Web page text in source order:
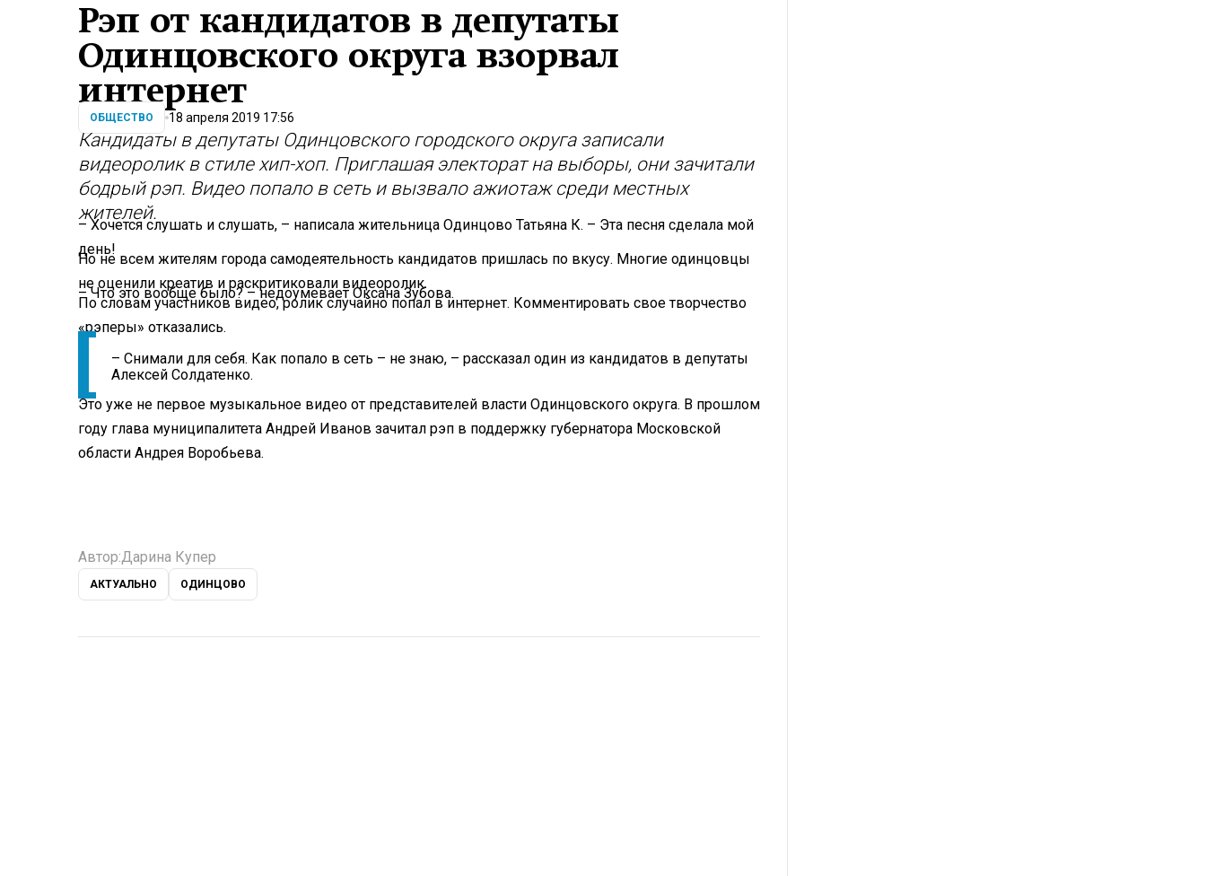
Рэп от кандидатов в депутаты
Одинцовского округа взорвал
интернет
ОБЩЕСТВО 18 апреля 2019 17:56
Кандидаты в депутаты Одинцовского городского округа записали
видеоролик в стиле хип-хоп. Приглашая электорат на выборы, они зачитали
бодрый рэп. Видео попало в сеть и вызвало ажиотаж среди местных
жителей.
– Хочется слушать и слушать, – написала жительница Одинцово Татьяна К. – Эта песня сделала мой
день!
Но не всем жителям города самодеятельность кандидатов пришлась по вкусу. Многие одинцовцы
не оценили креатив и раскритиковали видеоролик.
– Что это вообще было? – недоумевает Оксана Зубова.
По словам участников видео, ролик случайно попал в интернет. Комментировать свое творчество
«рэперы» отказались.
– Снимали для себя. Как попало в сеть – не знаю, – рассказал один из кандидатов в депутаты
Алексей Солдатенко.
Это уже не первое музыкальное видео от представителей власти Одинцовского округа. В прошлом
году глава муниципалитета Андрей Иванов зачитал рэп в поддержку губернатора Московской
области Андрея Воробьева.
Автор:Дарина Купер
АКТУАЛЬНО ОДИНЦОВО